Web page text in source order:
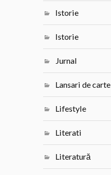
Istorie
Istorie
Jurnal
Lansari de carte
Lifestyle
Literati
Literatură